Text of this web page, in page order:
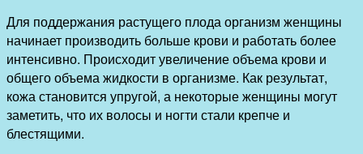
Для поддержания растущего плода организм женщины
начинает производить больше крови и работать более
интенсивно. Происходит увеличение объема крови и
общего объема жидкости в организме. Как результат,
кожа становится упругой, а некоторые женщины могут
заметить, что их волосы и ногти стали крепче и
блестящими.